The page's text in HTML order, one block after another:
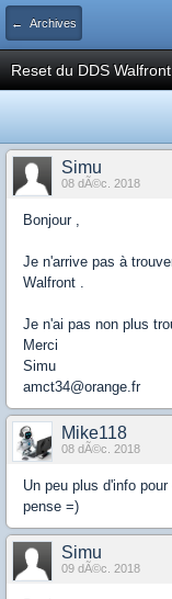
← Archives
Reset du DDS
Simu
08 dÃ©c. 2018
Bonjour ,
Je n'arrive pas à
Walfront .
Je n'ai pas non plus
Merci
Simu
amct34@orange.fr
Mike118
08 dÃ©c. 2018
Un peu plus d'info
pense =)
Simu
09 dÃ©c. 2018